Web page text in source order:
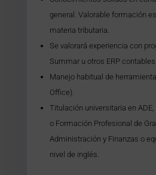
general. Valorable formación
materia tributaria.
Se valorará experiencia con
Summar u otros ERP contables.
Manejo habitual de
Office).
Titulación universitaria en
o Formación Profesional de
Administración y Finanzas o
nivel de inglés.